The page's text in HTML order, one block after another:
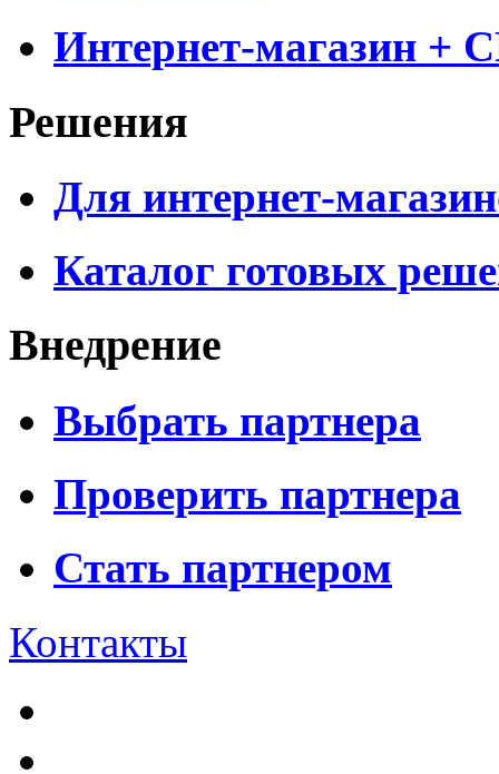
Интернет-магазин +
Решения
Для интернет-
Каталог готовых
Внедрение
Выбрать партнера
Проверить партнера
Стать партнером
Контакты